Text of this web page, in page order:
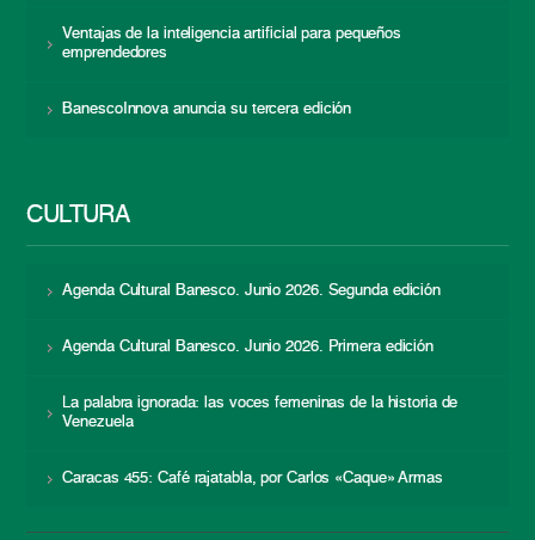
Ventajas de la inteligencia artificial para pequeños
emprendedores
BanescoInnova anuncia su tercera edición
CULTURA
Agenda Cultural Banesco. Junio 2026. Segunda edición
Agenda Cultural Banesco. Junio 2026. Primera edición
La palabra ignorada: las voces femeninas de la historia de
Venezuela
Caracas 455: Café rajatabla, por Carlos «Caque» Armas